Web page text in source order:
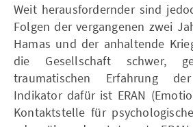
Weit herausfordernder sind
Folgen der vergangenen zwei
Hamas und der anhaltende
die Gesellschaft schwer,
traumatischen Erfahrung
Indikator dafür ist ERAN
Kontaktstelle für